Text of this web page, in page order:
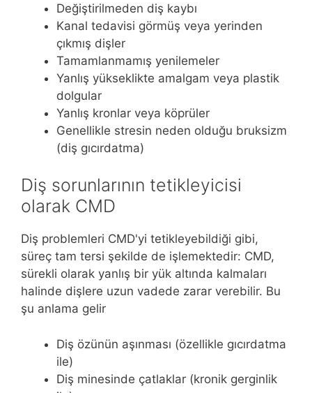
Değiştirilmeden diş kaybı
Kanal tedavisi görmüş veya yerinden
çıkmış dişler
Tamamlanmamış yenilemeler
Yanlış yükseklikte amalgam veya plastik
dolgular
Yanlış kronlar veya köprüler
Genellikle stresin neden olduğu bruksizm
(diş gıcırdatma)
Diş sorunlarının tetikleyicisi
olarak CMD
Diş problemleri CMD'yi tetikleyebildiği gibi,
süreç tam tersi şekilde de işlemektedir: CMD,
sürekli olarak yanlış bir yük altında kalmaları
halinde dişlere uzun vadede zarar verebilir. Bu
şu anlama gelir
Diş özünün aşınması (özellikle gıcırdatma
ile)
Diş minesinde çatlaklar (kronik gerginlik